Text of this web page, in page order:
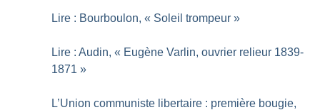
Lire : Bourboulon, « Soleil trompeur »
Lire : Audin, « Eugène Varlin, ouvrier relieur 1839-
1871 »
L’Union communiste libertaire : première bougie,